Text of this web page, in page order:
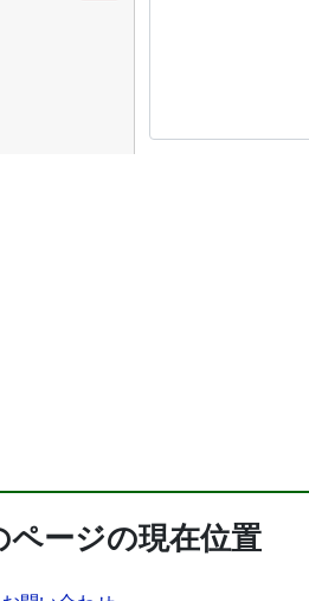
ページの現在位置